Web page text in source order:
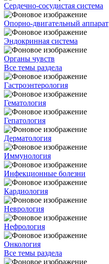
Сердечно-сосудистая система
Опорно-двигательный аппарат
Эндокринная система
Органы чувств
Все темы раздела
Гастроэнтерология
Гематология
Гепатология
Дерматология
Иммунология
Инфекционные болезни
Кардиология
Неврология
Нефрология
Онкология
Все темы раздела